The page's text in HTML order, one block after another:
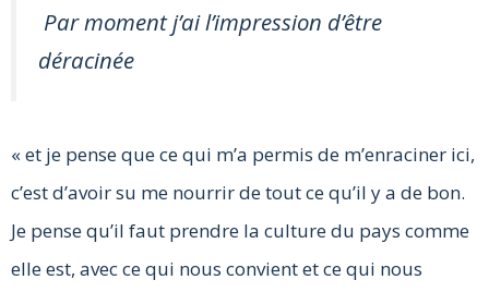
Par moment j’ai l’impression d’être
déracinée
« et je pense que ce qui m’a permis de m’enraciner ici,
c’est d’avoir su me nourrir de tout ce qu’il y a de bon.
Je pense qu’il faut prendre la culture du pays comme
elle est, avec ce qui nous convient et ce qui nous